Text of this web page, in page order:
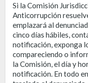
Si la Comisión
Anticorrupción
emplazará al
cinco días hábiles,
notificación, exponga
compareciendo o
la Comisión, el día y
notificación. En todo